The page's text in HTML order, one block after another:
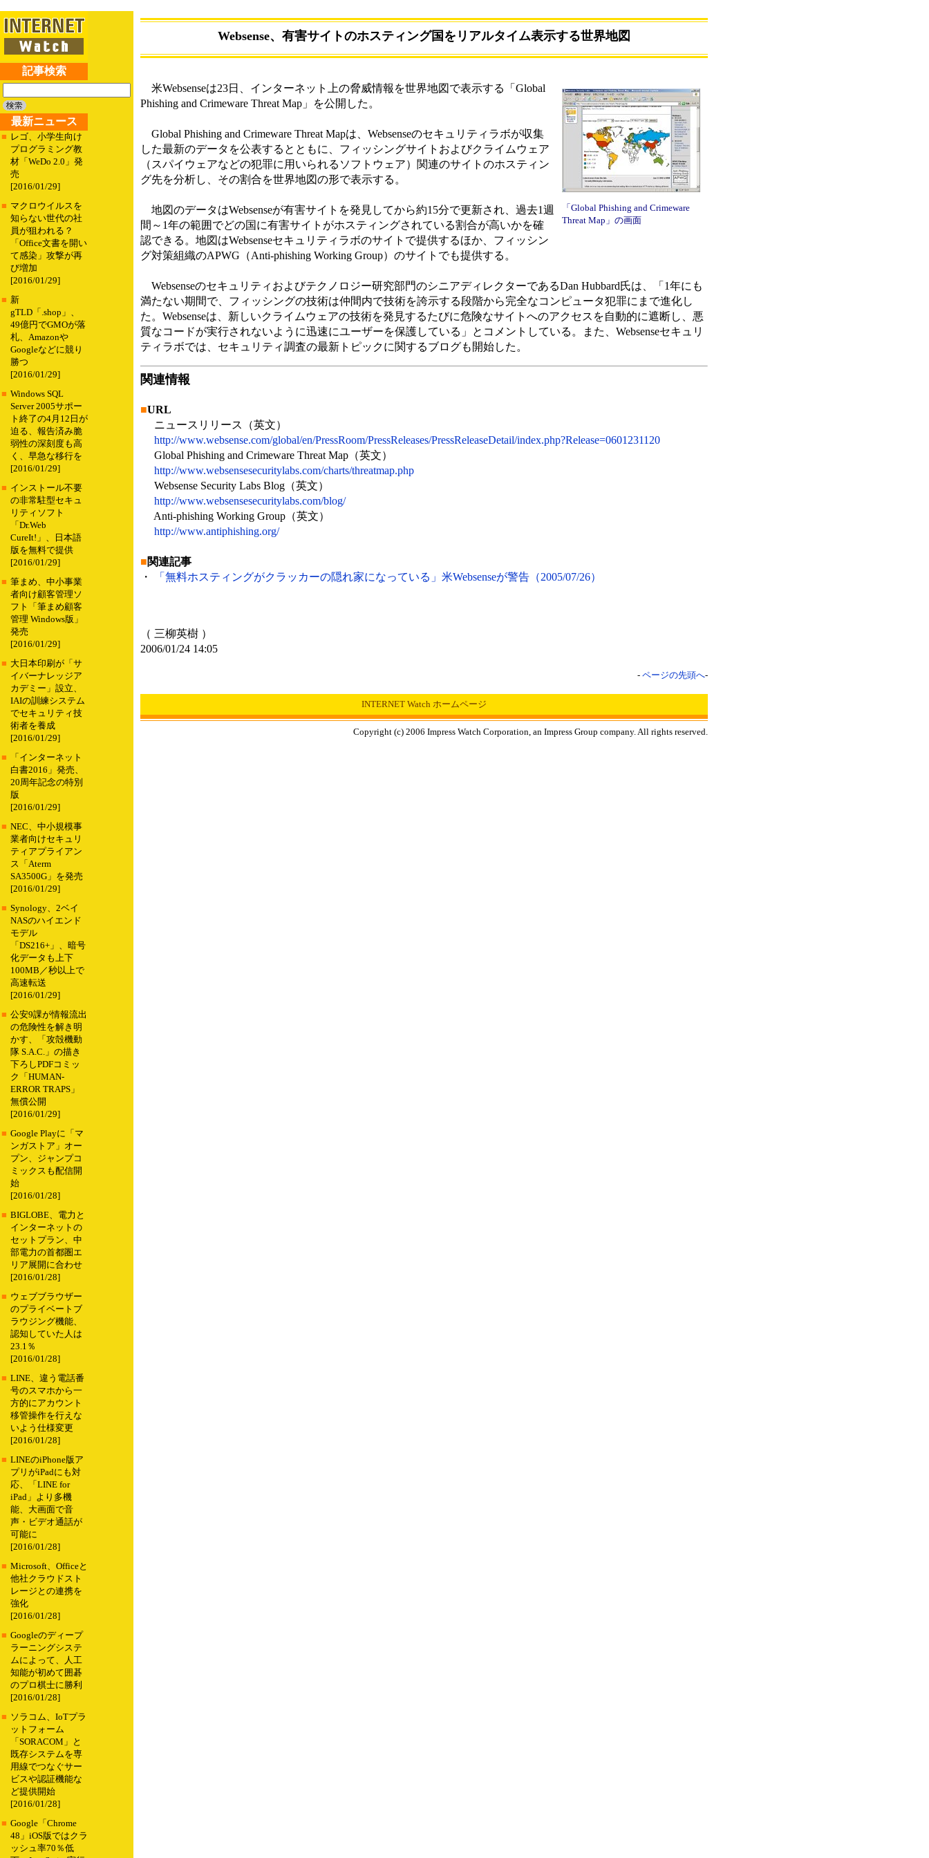
記事検索
最新ニュース
■ レゴ、小学生向け
プログラミング教
材「WeDo 2.0」発
売
[2016/01/29]
■ マクロウイルスを
知らない世代の社
員が狙われる？
「Office文書を開い
て感染」攻撃が再
び増加
[2016/01/29]
■ 新
gTLD「.shop」、
49億円でGMOが落
札、Amazonや
Googleなどに競り
勝つ
[2016/01/29]
■ Windows SQL
Server 2005サポー
ト終了の4月12日が
迫る、報告済み脆
弱性の深刻度も高
く、早急な移行を
[2016/01/29]
■ インストール不要
の非常駐型セキュ
リティソフト
「Dr.Web
CureIt!」、日本語
版を無料で提供
[2016/01/29]
■ 筆まめ、中小事業
者向け顧客管理ソ
フト「筆まめ顧客
管理 Windows版」
発売
[2016/01/29]
■ 大日本印刷が「サ
イバーナレッジア
カデミー」設立、
IAIの訓練システム
でセキュリティ技
術者を養成
[2016/01/29]
■
「インターネット
白書2016」発売、
20周年記念の特別
版
[2016/01/29]
■ NEC、中小規模事
業者向けセキュリ
ティアプライアン
ス「Aterm
SA3500G」を発売
[2016/01/29]
■ Synology、2ベイ
NASのハイエンド
モデル
「DS216+」、暗号
化データも上下
100MB／秒以上で
高速転送
[2016/01/29]
■ 公安9課が情報流出
の危険性を解き明
かす、「攻殻機動
隊 S.A.C.」の描き
下ろしPDFコミッ
ク「HUMAN-
ERROR TRAPS」
無償公開
[2016/01/29]
■ Google Playに「マ
ンガストア」オー
プン、ジャンプコ
ミックスも配信開
始
[2016/01/28]
■ BIGLOBE、電力と
インターネットの
セットプラン、中
部電力の首都圏エ
リア展開に合わせ
[2016/01/28]
■ ウェブブラウザー
のプライベートブ
ラウジング機能、
認知していた人は
23.1％
[2016/01/28]
■ LINE、違う電話番
号のスマホから一
方的にアカウント
移管操作を行えな
いよう仕様変更
[2016/01/28]
■ LINEのiPhone版ア
プリがiPadにも対
応、「LINE for
iPad」より多機
能、大画面で音
声・ビデオ通話が
可能に
[2016/01/28]
■ Microsoft、Officeと
他社クラウドスト
レージとの連携を
強化
[2016/01/28]
■ Googleのディープ
ラーニングシステ
ムによって、人工
知能が初めて囲碁
のプロ棋士に勝利
[2016/01/28]
■ ソラコム、IoTプラ
ットフォーム
「SORACOM」と
既存システムを専
用線でつなぐサー
ビスや認証機能な
ど提供開始
[2016/01/28]
■ Google「Chrome
48」iOS版ではクラ
ッシュ率70％低
Websense、有害サイトのホスティング国をリアルタイム表示する世界地図
「Global Phishing and Crimeware
Threat Map」の画面
米Websenseは23日、インターネット上の脅威情報を世界地図で表示する「Global
Phishing and Crimeware Threat Map」を公開した。
Global Phishing and Crimeware Threat Mapは、Websenseのセキュリティラボが収集
した最新のデータを公表するとともに、フィッシングサイトおよびクライムウェア
（スパイウェアなどの犯罪に用いられるソフトウェア）関連のサイトのホスティン
グ先を分析し、その割合を世界地図の形で表示する。
地図のデータはWebsenseが有害サイトを発見してから約15分で更新され、過去1週
間～1年の範囲でどの国に有害サイトがホスティングされている割合が高いかを確
認できる。地図はWebsenseセキュリティラボのサイトで提供するほか、フィッシン
グ対策組織のAPWG（Anti-phishing Working Group）のサイトでも提供する。
Websenseのセキュリティおよびテクノロジー研究部門のシニアディレクターであるDan Hubbard氏は、「1年にも
満たない期間で、フィッシングの技術は仲間内で技術を誇示する段階から完全なコンピュータ犯罪にまで進化し
た。Websenseは、新しいクライムウェアの技術を発見するたびに危険なサイトへのアクセスを自動的に遮断し、悪
質なコードが実行されないように迅速にユーザーを保護している」とコメントしている。また、Websenseセキュリ
ティラボでは、セキュリティ調査の最新トピックに関するブログも開始した。
関連情報
■URL
ニュースリリース（英文）
http://www.websense.com/global/en/PressRoom/PressReleases/PressReleaseDetail/index.php?Release=0601231120
Global Phishing and Crimeware Threat Map（英文）
http://www.websensesecuritylabs.com/charts/threatmap.php
Websense Security Labs Blog（英文）
http://www.websensesecuritylabs.com/blog/
Anti-phishing Working Group（英文）
http://www.antiphishing.org/
■関連記事
・
「無料ホスティングがクラッカーの隠れ家になっている」米Websenseが警告（2005/07/26）
（ 三柳英樹 ）
2006/01/24 14:05
- ページの先頭へ-
INTERNET Watch ホームページ
Copyright (c) 2006 Impress Watch Corporation, an Impress Group company. All rights reserved.